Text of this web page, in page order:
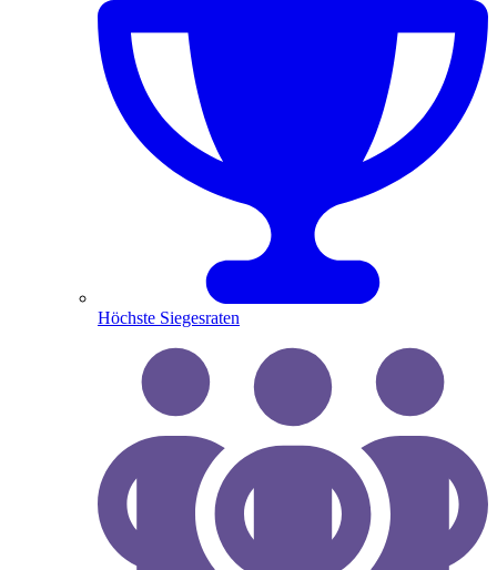
Höchste Siegesraten